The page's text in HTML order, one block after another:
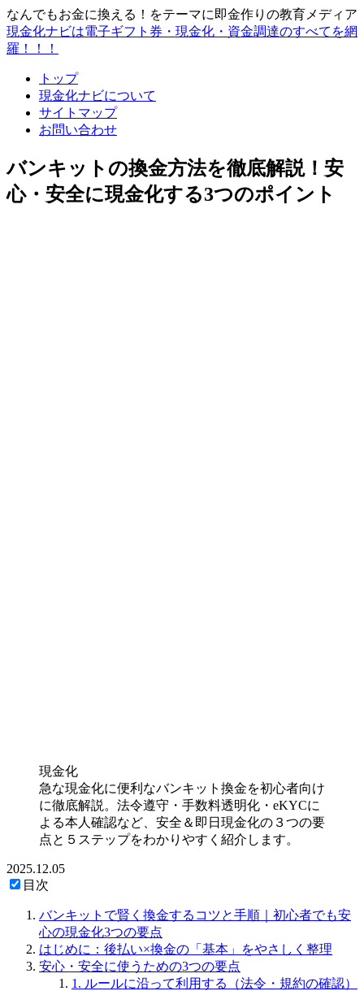
なんでもお金に換える！をテーマに即金作りの教育メディア
現金化ナビは電子ギフト券・現金化・資金調達のすべてを網
羅！！！
トップ
現金化ナビについて
サイトマップ
お問い合わせ
バンキットの換金方法を徹底解説！安
心・安全に現金化する3つのポイント
現金化
急な現金化に便利なバンキット換金を初心者向け
に徹底解説。法令遵守・手数料透明化・eKYCに
よる本人確認など、安全＆即日現金化の３つの要
点と５ステップをわかりやすく紹介します。
2025.12.05
目次
バンキットで賢く換金するコツと手順｜初心者でも安
心の現金化3つの要点
はじめに：後払い×換金の「基本」をやさしく整理
安心・安全に使うための3つの要点
1. ルールに沿って利用する（法令・規約の確認）